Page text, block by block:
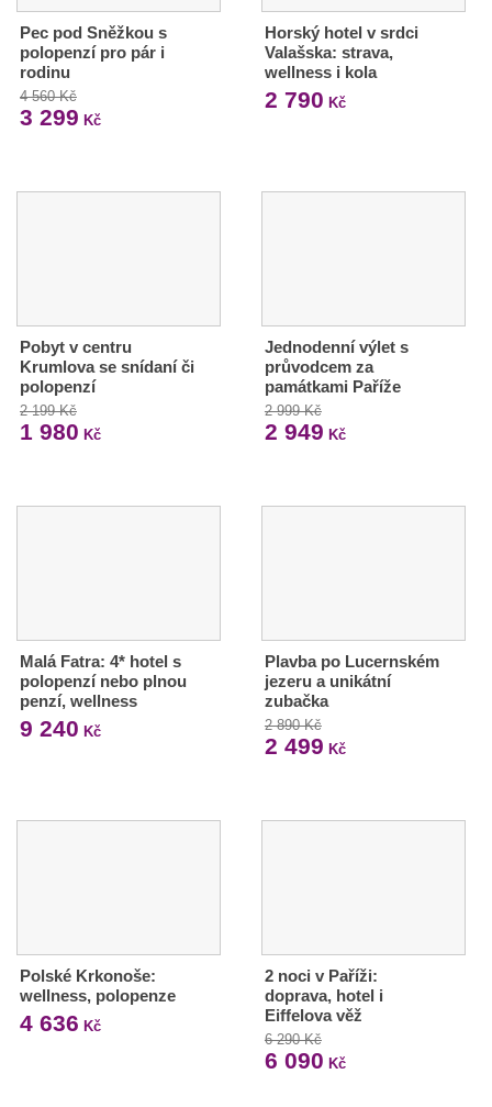
Pec pod Sněžkou s
polopenzí pro pár i
rodinu
4 560 Kč
3 299 Kč
Horský hotel v srdci
Valašska: strava,
wellness i kola
2 790 Kč
Pobyt v centru
Krumlova se snídaní či
polopenzí
2 199 Kč
1 980 Kč
Jednodenní výlet s
průvodcem za
památkami Paříže
2 999 Kč
2 949 Kč
Malá Fatra: 4* hotel s
polopenzí nebo plnou
penzí, wellness
9 240 Kč
Plavba po Lucernském
jezeru a unikátní
zubačka
2 890 Kč
2 499 Kč
Polské Krkonoše:
wellness, polopenze
4 636 Kč
2 noci v Paříži:
doprava, hotel i
Eiffelova věž
6 290 Kč
6 090 Kč